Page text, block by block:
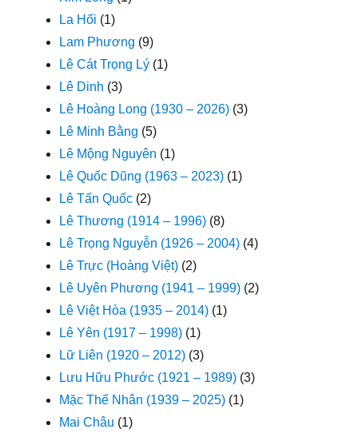
La Hối (1)
Lam Phương (9)
Lê Cát Trọng Lý (1)
Lê Dinh (3)
Lê Hoàng Long (1930 – 2026) (3)
Lê Minh Bằng (5)
Lê Mộng Nguyên (1)
Lê Quốc Dũng (1963 – 2023) (1)
Lê Tấn Quốc (2)
Lê Thương (1914 – 1996) (8)
Lê Trọng Nguyễn (1926 – 2004) (4)
Lê Trực (Hoàng Việt) (2)
Lê Uyên Phương (1941 – 1999) (2)
Lê Việt Hòa (1935 – 2014) (1)
Lê Yên (1917 – 1998) (1)
Lữ Liên (1920 – 2012) (3)
Lưu Hữu Phước (1921 – 1989) (3)
Mặc Thế Nhân (1939 – 2025) (1)
Mai Châu (1)